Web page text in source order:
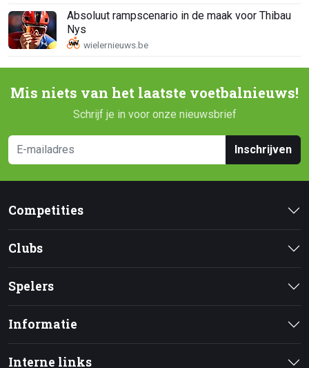
Absoluut rampscenario in de maak voor Thibau
Nys
Mis niets van het laatste voetbalnieuws!
Schrijf je in voor onze nieuwsbrief
Inschrijven
Competities
Clubs
Spelers
Informatie
Interne links